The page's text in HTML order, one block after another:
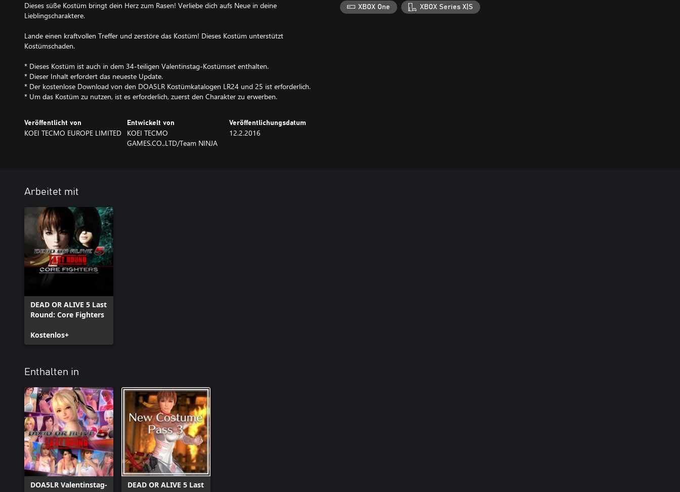
Dieses süße Kostüm bringt dein Herz zum Rasen! Verliebe dich aufs Neue in deine
Lieblingscharaktere.
Lande einen kraftvollen Treffer und zerstöre das Kostüm! Dieses Kostüm unterstützt
Kostümschaden.
* Dieses Kostüm ist auch in dem 34-teiligen Valentinstag-Kostümset enthalten.
* Dieser Inhalt erfordert das neueste Update.
* Der kostenlose Download von den DOA5LR Kostümkatalogen LR24 und 25 ist erforderlich.
* Um das Kostüm zu nutzen, ist es erforderlich, zuerst den Charakter zu erwerben.
Veröffentlicht von
KOEI TECMO EUROPE LIMITED
Entwickelt von
KOEI TECMO
GAMES.CO.,LTD/Team NINJA
Veröffentlichungsdatum
12.2.2016
XBOX One XBOX Series X|S
Arbeitet mit
DEAD OR ALIVE 5 Last
Round: Core Fighters
Kostenlos+
Enthalten in
DOA5LR Valentinstag-
DEAD OR ALIVE 5 Last